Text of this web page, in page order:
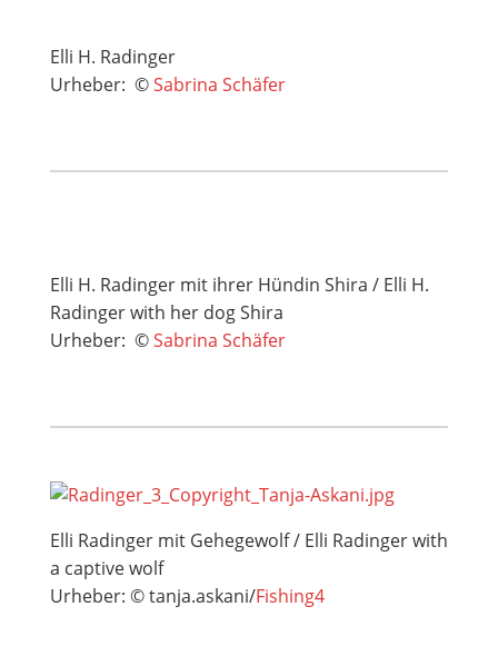
Elli H. Radinger
Urheber: ©Sabrina Schäfer
Elli H. Radinger mit ihrer Hündin Shira / Elli H.
Radinger with her dog Shira
Urheber: ©Sabrina Schäfer
Elli Radinger mit Gehegewolf / Elli Radinger with
a captive wolf
Urheber: © tanja.askani/Fishing4